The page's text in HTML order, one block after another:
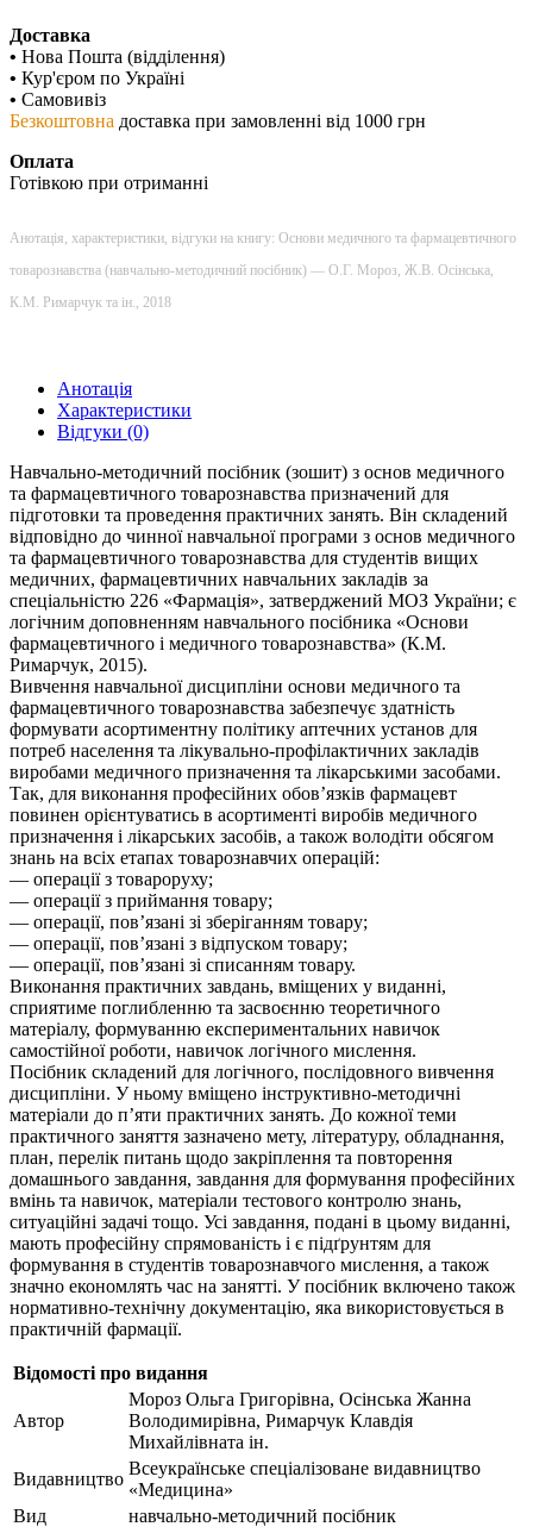
Доставка
• Нова Пошта (відділення)
• Кур'єром по Україні
• Самовивіз
Безкоштовна доставка при замовленні від 1000 грн
Оплата
Готівкою при отриманні
Анотація, характеристики, відгуки на книгу: Основи медичного та фармацевтичного
товарознавства (навчально-методичний посібник) — О.Г. Мороз, Ж.В. Осінська,
К.М. Римарчук та ін., 2018
Анотація
Характеристики
Відгуки (0)
Навчально-методичний посібник (зошит) з основ медичного
та фармацевтичного товарознавства призначений для
підготовки та проведення практичних занять. Він складений
відповідно до чинної навчальної програми з основ медичного
та фармацевтичного товарознавства для студентів вищих
медичних, фармацевтичних навчальних закладів за
спеціальністю 226 «Фармація», затверджений МОЗ України; є
логічним доповненням навчального посібника «Основи
фармацевтичного і медичного товарознавства» (К.М.
Римарчук, 2015).
Вивчення навчальної дисципліни основи медичного та
фармацевтичного товарознавства забезпечує здатність
формувати асортиментну політику аптечних установ для
потреб населення та лікувально-профілактичних закладів
виробами медичного призначення та лікарськими засобами.
Так, для виконання професійних обов’язків фармацевт
повинен орієнтуватись в асортименті виробів медичного
призначення і лікарських засобів, а також володіти обсягом
знань на всіх етапах товарознавчих операцій:
— операції з товароруху;
— операції з приймання товару;
— операції, пов’язані зі зберіганням товару;
— операції, пов’язані з відпуском товару;
— операції, пов’язані зі списанням товару.
Виконання практичних завдань, вміщених у виданні,
сприятиме поглибленню та засвоєнню теоретичного
матеріалу, формуванню експериментальних навичок
самостійної роботи, навичок логічного мислення.
Посібник складений для логічного, послідовного вивчення
дисципліни. У ньому вміщено інструктивно-методичні
матеріали до п’яти практичних занять. До кожної теми
практичного заняття зазначено мету, літературу, обладнання,
план, перелік питань щодо закріплення та повторення
домашнього завдання, завдання для формування професійних
вмінь та навичок, матеріали тестового контролю знань,
ситуаційні задачі тощо. Усі завдання, подані в цьому виданні,
мають професійну спрямованість і є підґрунтям для
формування в студентів товарознавчого мислення, а також
значно економлять час на занятті. У посібник включено також
нормативно-технічну документацію, яка використовується в
практичній фармації.
Відомості про видання
Автор
Мороз Ольга Григорівна, Осінська Жанна
Володимирівна, Римарчук Клавдія
Михайлівната ін.
Видавництво
Всеукраїнське спеціалізоване видавництво
«Медицина»
Вид
навчально-методичний посібник